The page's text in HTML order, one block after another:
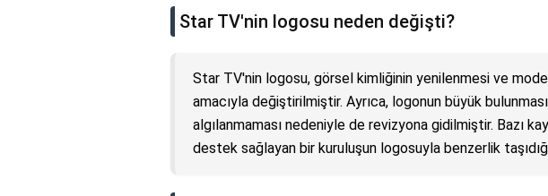
Star TV'nin logosu neden değişti?
Star TV'nin logosu, görsel kimliğinin yenilenmesi ve
amacıyla değiştirilmiştir. Ayrıca, logonun büyük
algılanmaması nedeniyle de revizyona gidilmiştir. Bazı
destek sağlayan bir kuruluşun logosuyla benzerlik